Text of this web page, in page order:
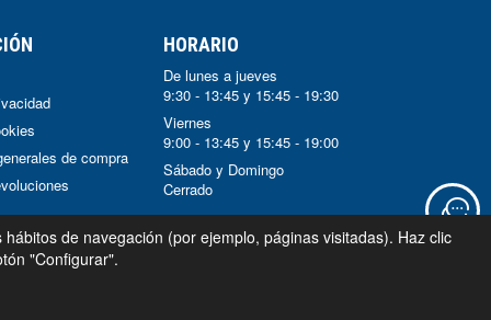
de compra
HORARIO
De lunes a jueves
9:30 - 13:45 y 15:45 - 19:30
Viernes
9:00 - 13:45 y 15:45 - 19:00
Sábado y Domingo
Cerrado
de navegación (por ejemplo, páginas visitadas). Haz clic
"Configurar".